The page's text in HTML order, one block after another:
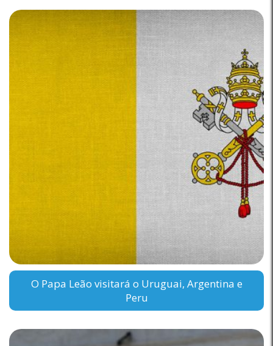
O Papa Leão visitará o Uruguai, Argentina e
Peru